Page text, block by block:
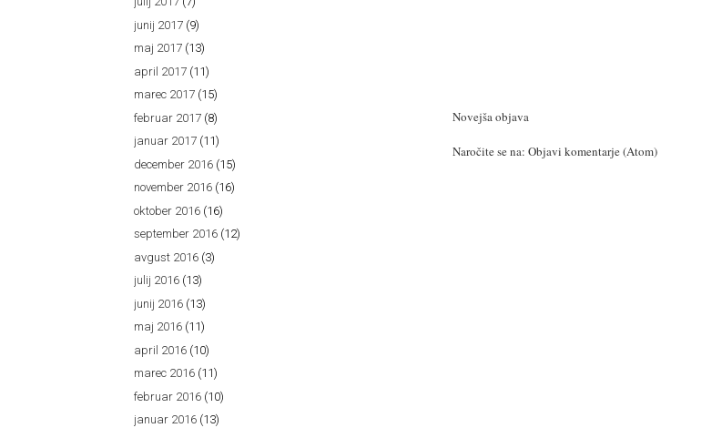
Novejša objava
Naročite se na: Objavi komentarje (Atom)
junij 2017 (9)
maj 2017 (13)
april 2017 (11)
marec 2017 (15)
februar 2017 (8)
januar 2017 (11)
december 2016 (15)
november 2016 (16)
oktober 2016 (16)
september 2016 (12)
avgust 2016 (3)
julij 2016 (13)
junij 2016 (13)
maj 2016 (11)
april 2016 (10)
marec 2016 (11)
februar 2016 (10)
januar 2016 (13)